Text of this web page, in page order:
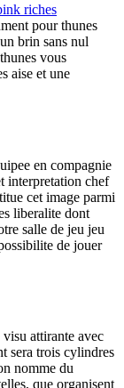
riches
pour thunes
brin sans nul
vous
aise et une
en compagnie
interpretation chef
cet image parmi
liberalite dont
salle de jeu jeu
de jouer
attirante avec
sera trois cylindres
nomme du
que organisent